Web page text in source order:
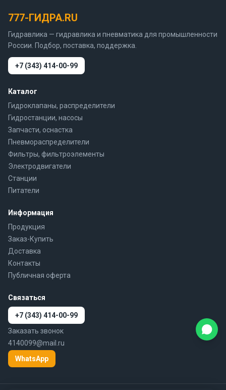
777-ГИДРА.RU
Гидравлика — гидравлика и пневматика для промышленности
России. Подбор, поставка, поддержка.
+7 (343) 414-00-99
Каталог
Гидроклапаны, распределители
Гидростанции, насосы
Запчасти, оснастка
Пневмораспределители
Фильтры, фильтроэлементы
Электродвигатели
Станции
Питатели
Информация
Продукция
Заказ-Купить
Доставка
Контакты
Публичная оферта
Связаться
+7 (343) 414-00-99
Заказать звонок
4140099@mail.ru
WhatsApp